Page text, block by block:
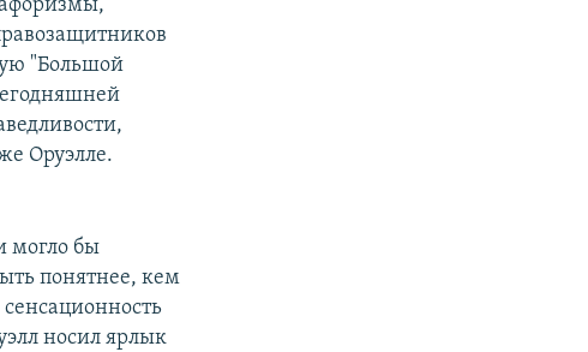
"Большой
Оруэлле.
могло бы
понятнее, кем
носил ярлык